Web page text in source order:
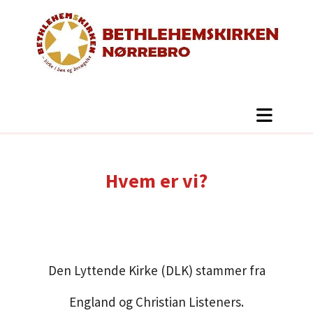
Hvem er vi?
Den Lyttende Kirke (DLK) stammer fra
England og Christian Listeners.